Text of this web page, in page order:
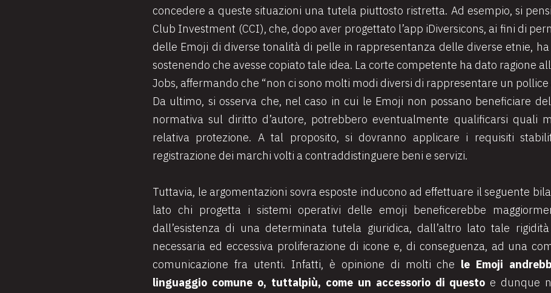
concedere a queste situazioni una tutela piuttosto ristretta. Ad esempio, si
Club Investment (CCI), che, dopo aver progettato l’app iDiversicons, ai fini di
delle Emoji di diverse tonalità di pelle in rappresentanza delle diverse etnie,
sostenendo che avesse copiato tale idea. La corte competente ha dato ragione
Jobs, affermando che “non ci sono molti modi diversi di rappresentare un pollice
Da ultimo, si osserva che, nel caso in cui le Emoji non possano beneficiare
normativa sul diritto d’autore, potrebbero eventualmente qualificarsi quali
relativa protezione. A tal proposito, si dovranno applicare i requisiti
registrazione dei marchi volti a contraddistinguere beni e servizi.
Tuttavia, le argomentazioni sovra esposte inducono ad effettuare il seguente
lato chi progetta i sistemi operativi delle emoji beneficerebbe
dall’esistenza di una determinata tutela giuridica, dall’altro lato tale
necessaria ed eccessiva proliferazione di icone e, di conseguenza, ad una
comunicazione fra utenti. Infatti, è opinione di molti che le Emoji
linguaggio comune o, tuttalpiù, come un accessorio di questo e dunque